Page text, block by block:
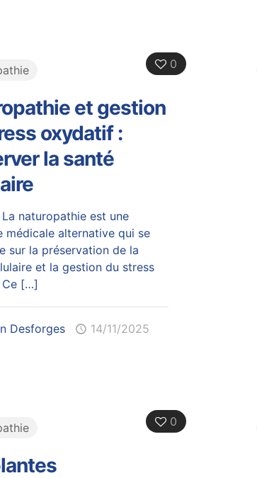
0
et gestion
oxydatif :
la santé
La naturopathie est une
médicale alternative qui se
sur la préservation de la
et la gestion du stress
[…]
Desforges 14/11/2025
0